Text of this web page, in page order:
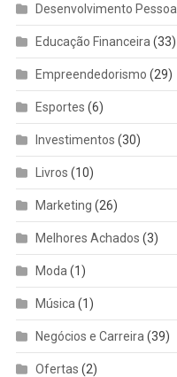
Desenvolvimento Pessoal
Educação Financeira (33)
Empreendedorismo (29)
Esportes (6)
Investimentos (30)
Livros (10)
Marketing (26)
Melhores Achados (3)
Moda (1)
Música (1)
Negócios e Carreira (39)
Ofertas (2)